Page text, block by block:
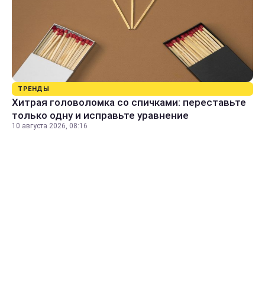
ТРЕНДЫ
Хитрая головоломка со спичками: переставьте
только одну и исправьте уравнение
10 августа 2026, 08:16